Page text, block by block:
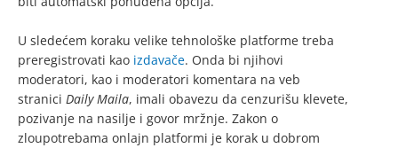
U sledećem koraku velike tehnološke platforme treba
preregistrovati kao izdavače. Onda bi njihovi
moderatori, kao i moderatori komentara na veb
stranici Daily Maila, imali obavezu da cenzurišu klevete,
pozivanje na nasilje i govor mržnje. Zakon o
zloupotrebama onlajn platformi je korak u dobrom